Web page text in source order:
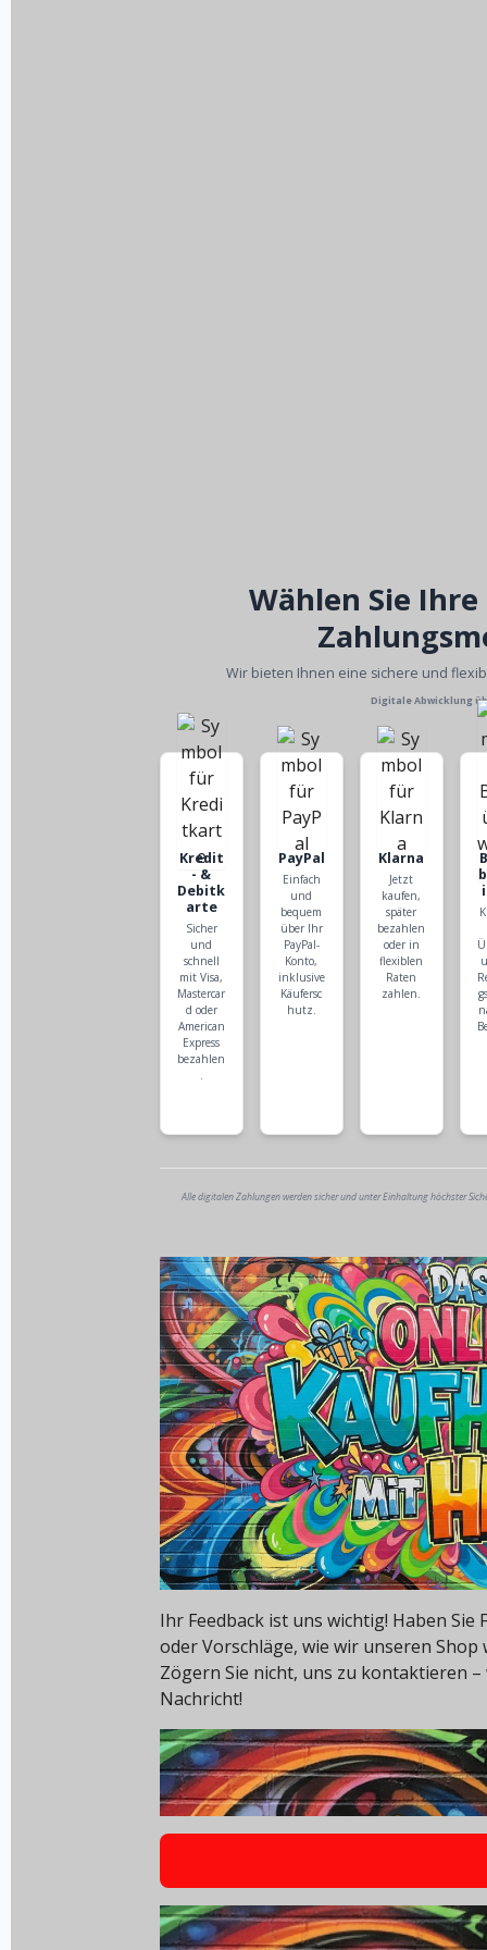
Wählen Sie
Wir bieten Ihnen eine sichere und
Digitale Abwicklung
Kredit
- &
Debitk
arte
Sicher
und
schnell
mit Visa,
Mastercar
d oder
American
Express
bezahlen
.
PayPal
Einfach
und
bequem
über Ihr
PayPal-
Konto,
inklusive
Käufersc
hutz.
Klarna
Jetzt
kaufen,
später
bezahlen
oder in
flexiblen
Raten
zahlen.
Alle digitalen Zahlungen werden sicher und unter Einhaltung höchster
Ihr Feedback ist uns wichtig! Haben
oder Vorschläge, wie wir unseren
Zögern Sie nicht, uns zu kontaktieren
Nachricht!